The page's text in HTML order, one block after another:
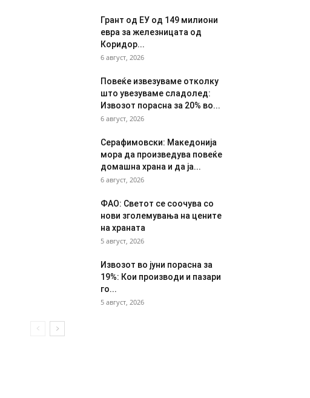
Грант од ЕУ од 149 милиони
евра за железницата од
Коридор...
6 август, 2026
Повеќе извезуваме отколку
што увезуваме сладолед:
Извозот порасна за 20% во...
6 август, 2026
Серафимовски: Македонија
мора да произведува повеќе
домашна храна и да ја...
6 август, 2026
ФАО: Светот се соочува со
нови зголемувања на цените
на храната
5 август, 2026
Извозот во јуни порасна за
19%: Кои производи и пазари
го...
5 август, 2026